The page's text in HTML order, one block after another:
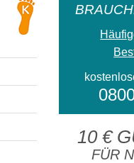
10 €
FÜR